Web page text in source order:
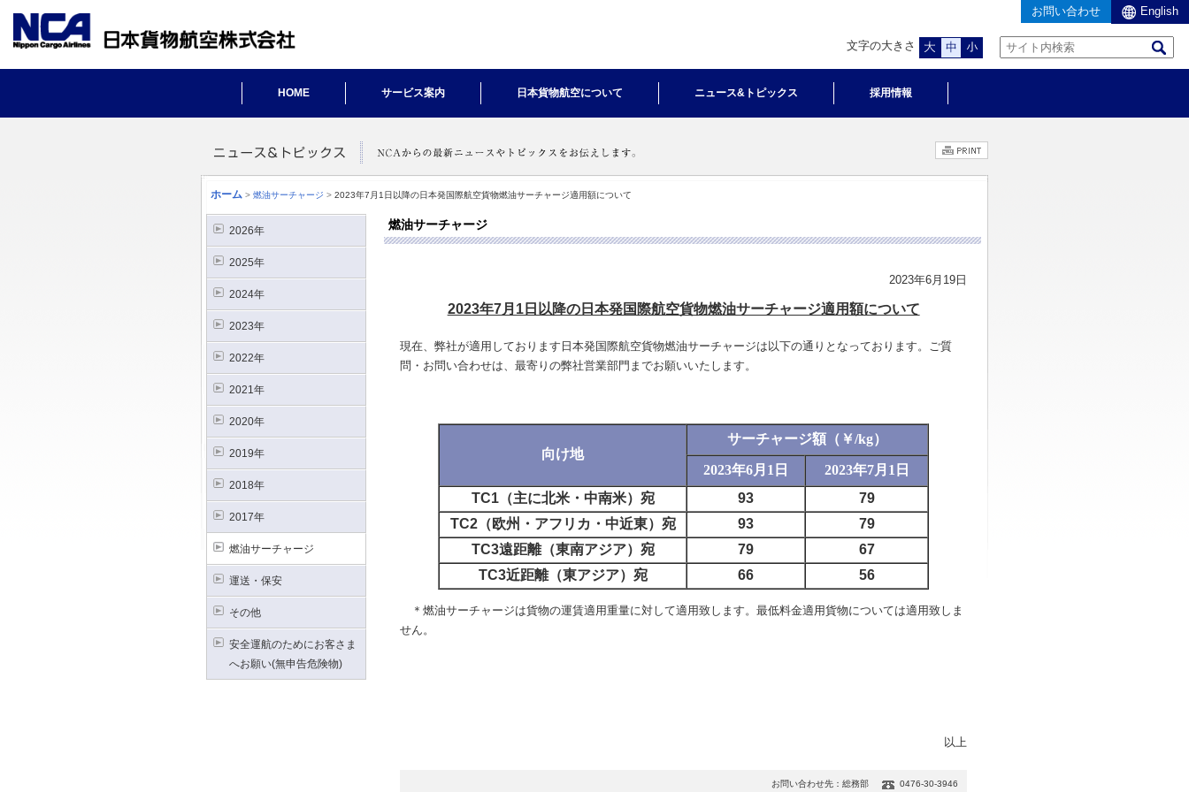
文字の大きさ
HOME サービス案内 日本貨物航空について ニュース&トピックス 採用情報
お問い合わせ English
ホーム > 燃油サーチャージ > 2023年7月1日以降の日本発国際航空貨物燃油サーチャージ適用額について
2026年
2025年
2024年
2023年
2022年
2021年
2020年
2019年
2018年
2017年
燃油サーチャージ
運送・保安
その他
安全運航のためにお客さま
へお願い(無申告危険物)
燃油サーチャージ
2023年6月19日
2023年7月1日以降の日本発国際航空貨物燃油サーチャージ適用額について
現在、弊社が適用しております日本発国際航空貨物燃油サーチャージは以下の通りとなっております。ご質
問・お問い合わせは、最寄りの弊社営業部門までお願いいたします。
向け地
サーチャージ額（￥/kg）
2023年6月1日
2023年7月1日
TC1（主に北米・中南米）宛
93
79
TC2（欧州・アフリカ・中近東）宛
93
79
TC3遠距離（東南アジア）宛
79
67
TC3近距離（東アジア）宛
66 56
＊燃油サーチャージは貨物の運賃適用重量に対して適用致します。最低料金適用貨物については適用致しま
せん。
以上
お問い合わせ先：総務部 0476-30-3946